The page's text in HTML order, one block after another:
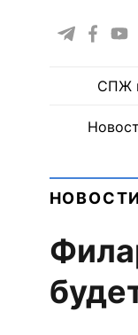
СПЖ
НОВОСТИ